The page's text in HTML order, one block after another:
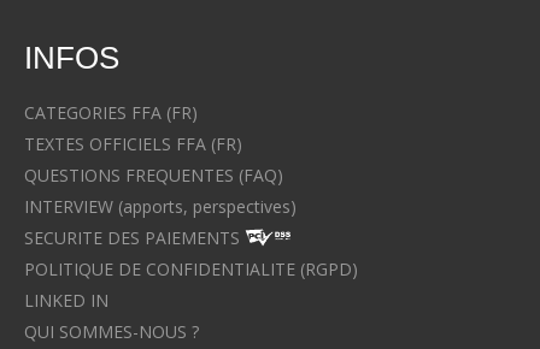
INFOS
CATEGORIES FFA (FR)
TEXTES OFFICIELS FFA (FR)
QUESTIONS FREQUENTES (FAQ)
INTERVIEW (apports, perspectives)
SECURITE DES PAIEMENTS
POLITIQUE DE CONFIDENTIALITE (RGPD)
LINKED IN
QUI SOMMES-NOUS ?